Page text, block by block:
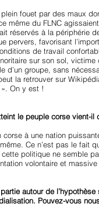
fouet par des maux
même du FLNC
réservés à la
pervers, favorisant
de travail
sur son sol,
d’un groupe, sans
la retrouver sur
On y est !
le peuple corse vient-
à une nation
Ce n’est pas le fait
politique ne semble
volontaire et
autour de
Pouvez-vous